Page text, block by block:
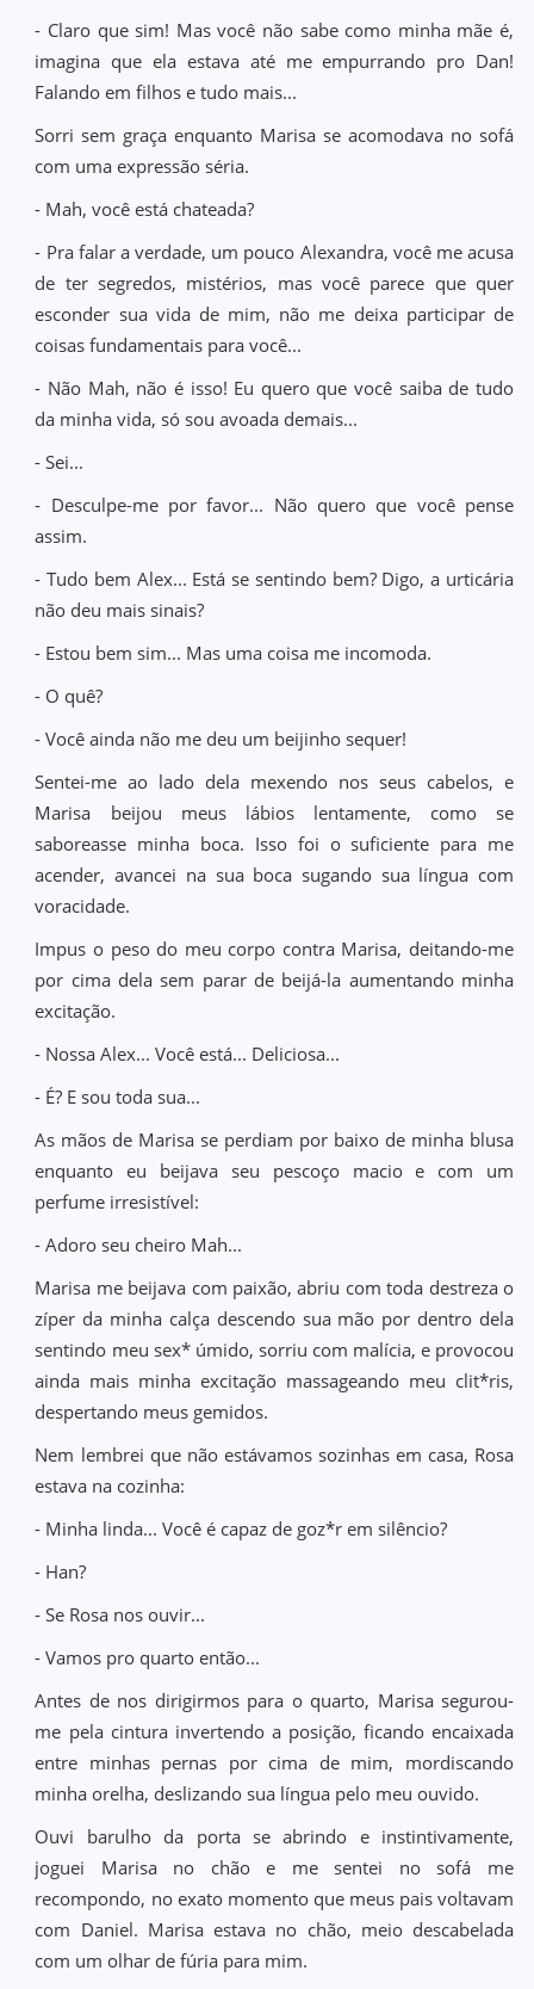
- Claro que sim! Mas você não sabe como minha mãe é,
imagina que ela estava até me empurrando pro Dan!
Falando em filhos e tudo mais...
Sorri sem graça enquanto Marisa se acomodava no sofá
com uma expressão séria.
- Mah, você está chateada?
- Pra falar a verdade, um pouco Alexandra, você me acusa
de ter segredos, mistérios, mas você parece que quer
esconder sua vida de mim, não me deixa participar de
coisas fundamentais para você...
- Não Mah, não é isso! Eu quero que você saiba de tudo
da minha vida, só sou avoada demais...
- Sei...
- Desculpe-me por favor... Não quero que você pense
assim.
- Tudo bem Alex... Está se sentindo bem? Digo, a urticária
não deu mais sinais?
- Estou bem sim... Mas uma coisa me incomoda.
- O quê?
- Você ainda não me deu um beijinho sequer!
Sentei-me ao lado dela mexendo nos seus cabelos, e
Marisa beijou meus lábios lentamente, como se
saboreasse minha boca. Isso foi o suficiente para me
acender, avancei na sua boca sugando sua língua com
voracidade.
Impus o peso do meu corpo contra Marisa, deitando-me
por cima dela sem parar de beijá-la aumentando minha
excitação.
- Nossa Alex... Você está... Deliciosa...
- É? E sou toda sua...
As mãos de Marisa se perdiam por baixo de minha blusa
enquanto eu beijava seu pescoço macio e com um
perfume irresistível:
- Adoro seu cheiro Mah...
Marisa me beijava com paixão, abriu com toda destreza o
zíper da minha calça descendo sua mão por dentro dela
sentindo meu sex* úmido, sorriu com malícia, e provocou
ainda mais minha excitação massageando meu clit*ris,
despertando meus gemidos.
Nem lembrei que não estávamos sozinhas em casa, Rosa
estava na cozinha:
- Minha linda... Você é capaz de goz*r em silêncio?
- Han?
- Se Rosa nos ouvir...
- Vamos pro quarto então...
Antes de nos dirigirmos para o quarto, Marisa segurou-
me pela cintura invertendo a posição, ficando encaixada
entre minhas pernas por cima de mim, mordiscando
minha orelha, deslizando sua língua pelo meu ouvido.
Ouvi barulho da porta se abrindo e instintivamente,
joguei Marisa no chão e me sentei no sofá me
recompondo, no exato momento que meus pais voltavam
com Daniel. Marisa estava no chão, meio descabelada
com um olhar de fúria para mim.